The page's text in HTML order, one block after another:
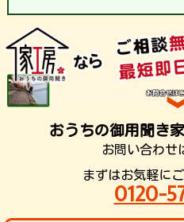
おうちの御用聞き
お問い合わせ
まずはお気軽に
0120-